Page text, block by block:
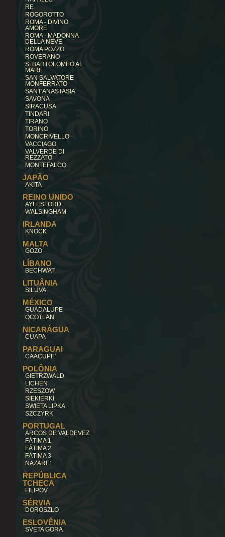
RE
ROGOROTTO
ROMA - DIVINO
AMORE
ROMA - MADONNA
DELLA NEVE
ROMA POZZO
ROVERANO
S. BARTOLOMEO AL
MARE
SAN SALVATORE
MONFERRATO
SANT'ANASTASIA
SAVONA
SIRACUSA
TINDARI
TIRANO
TORINO
MONCRIVELLO
VACCIAGO
VALVERDE DI
REZZATO
MONTEFALCO
JAPÃO
AKITA
REINO UNIDO
AYLESFORD
WALSINGHAM
IRLANDA
KNOCK
MALTA
GOZO
LÍBANO
BECHWAT
LITUÂNIA
SILUVA
MÉXICO
GUADALUPE
OCOTLAN
NICARÁGUA
CUAPA
PARAGUAI
CAACUPE'
POLÔNIA
GIETRZWALD
LICHEN
RZESZOW
SIEKIERKI
SWIETA LIPKA
SZCZYRK
PORTUGAL
ARCOS DE VALDEVEZ
FÁTIMA 1
FÁTIMA 2
FÁTIMA 3
NAZARE'
REPÚBLICA
TCHECA
FILIPOV
SÉRVIA
DOROSZLO
ESLOVÊNIA
SVETA GORA